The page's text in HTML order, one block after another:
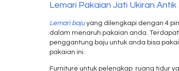
Lemari Pakaian Jati Ukiran Antik
Lemari bajuyang dilengkapi dengan 4
dalam menaruh pakaian anda.
penggantung baju untuk anda bisa
pakaian ini.
Furniture untuk pelengkap ruang tidur